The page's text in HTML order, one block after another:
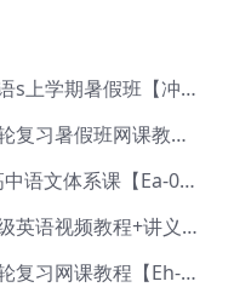
作业帮2026年卫宇晴高一英语s上学期暑假班【冲顶班】【Ec-003】
有道2026莫荒年高三物理一轮复习暑假班网课教程【Ef-044】
2025年高三语文一遍就OK高中语文体系课【Ea-028】
希望学2024闫舒月小学一年级英语视频教程+讲义【Cc-004】
2025高考刘勖雯高三政治三轮复习网课教程【Eh-061】